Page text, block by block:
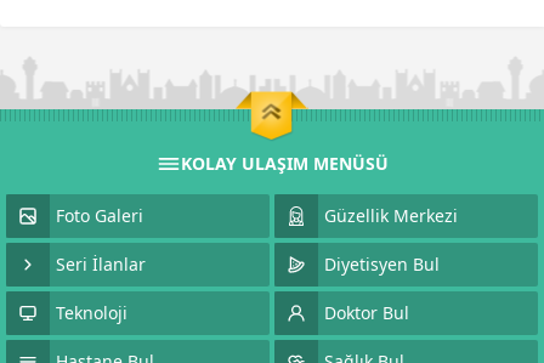
KOLAY ULAŞIM MENÜSÜ
Foto Galeri Güzellik Merkezi
Seri İlanlar Diyetisyen Bul
Teknoloji Doktor Bul